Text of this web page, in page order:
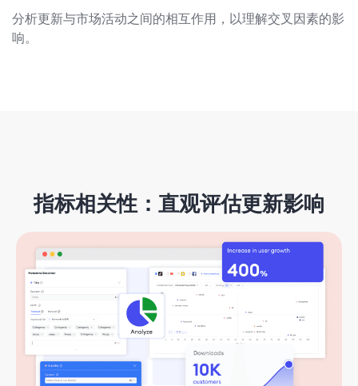
分析更新与市场活动之间的相互作用，以理解交叉因素的影
响。
指标相关性：直观评估更新影响